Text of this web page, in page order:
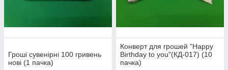
Гроші сувенірні 100 гривень
нові (1 пачка)
Конверт для грошей "Happy
Birthday to you"(КД-017) (10
пачка)